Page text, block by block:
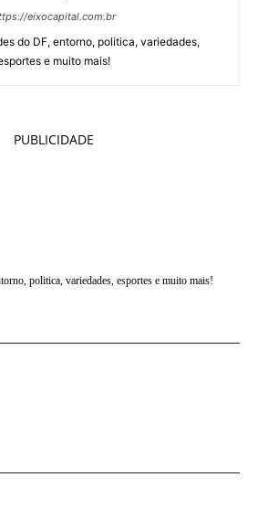
eixocapital.com.br
do DF, entorno, politica, variedades,
e muito mais!
PUBLICIDADE
politica, variedades, esportes e muito mais!